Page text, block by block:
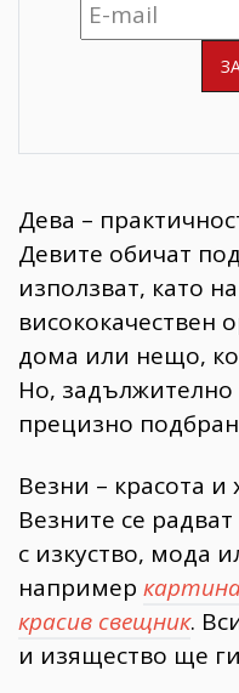
Дева –
Девите обичат
използват, като
висококачествен
дома или нещо,
Но, задължително
прецизно
Везни – красота
Везните се
с изкуство, мода
например
красив свещник.
и изящество ще